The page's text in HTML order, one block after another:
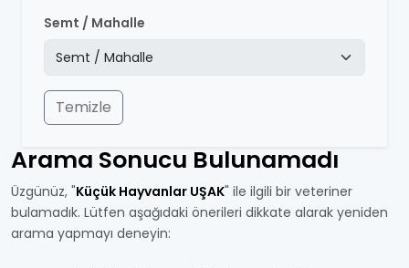
Semt / Mahalle
Temizle
Arama Sonucu Bulunamadı
Üzgünüz, "Küçük Hayvanlar UŞAK" ile ilgili bir veteriner
bulamadık. Lütfen aşağıdaki önerileri dikkate alarak yeniden
arama yapmayı deneyin: